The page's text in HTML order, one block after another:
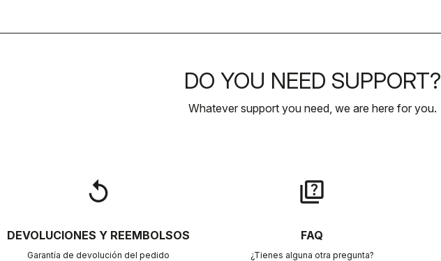
DO YOU NEED SUPPORT?
Whatever support you need, we are here for you.
replay
DEVOLUCIONES Y REEMBOLSOS
Garantía de devolución del pedido
quiz
FAQ
¿Tienes alguna otra pregunta?